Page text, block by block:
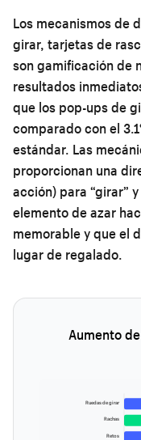
Los mecanismos de
girar, tarjetas de
son gamificación de
resultados
que los pop-ups de
comparado con el
estándar. Las
proporcionan una
acción) para “girar”
elemento de azar
memorable y que el
lugar de regalado.
Aumento
Ruedas de girar
Rachas
Retos